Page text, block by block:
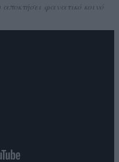
αποκτήσει φανατικό κοινό